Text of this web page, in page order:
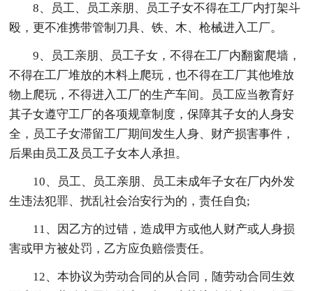
8、员工、员工亲朋、员工子女不得在工厂内打架斗
殴，更不准携带管制刀具、铁、木、枪械进入工厂。
9、员工亲朋、员工子女，不得在工厂内翻窗爬墙，
不得在工厂堆放的木料上爬玩，也不得在工厂其他堆放
物上爬玩，不得进入工厂的生产车间。员工应当教育好
其子女遵守工厂的各项规章制度，保障其子女的人身安
全，员工子女滞留工厂期间发生人身、财产损害事件，
后果由员工及员工子女本人承担。
10、员工、员工亲朋、员工未成年子女在厂内外发
生违法犯罪、扰乱社会治安行为的，责任自负;
11、因乙方的过错，造成甲方或他人财产或人身损
害或甲方被处罚，乙方应负赔偿责任。
12、本协议为劳动合同的从合同，随劳动合同生效